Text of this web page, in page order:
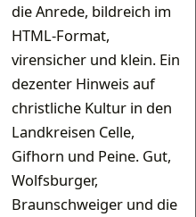
die Anrede, bildreich im
HTML-Format,
virensicher und klein. Ein
dezenter Hinweis auf
christliche Kultur in den
Landkreisen Celle,
Gifhorn und Peine. Gut,
Wolfsburger,
Braunschweiger und die